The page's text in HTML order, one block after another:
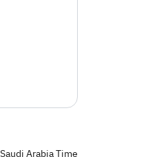
Arabia Time